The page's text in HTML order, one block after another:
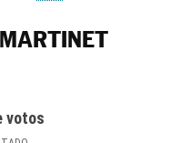
votos